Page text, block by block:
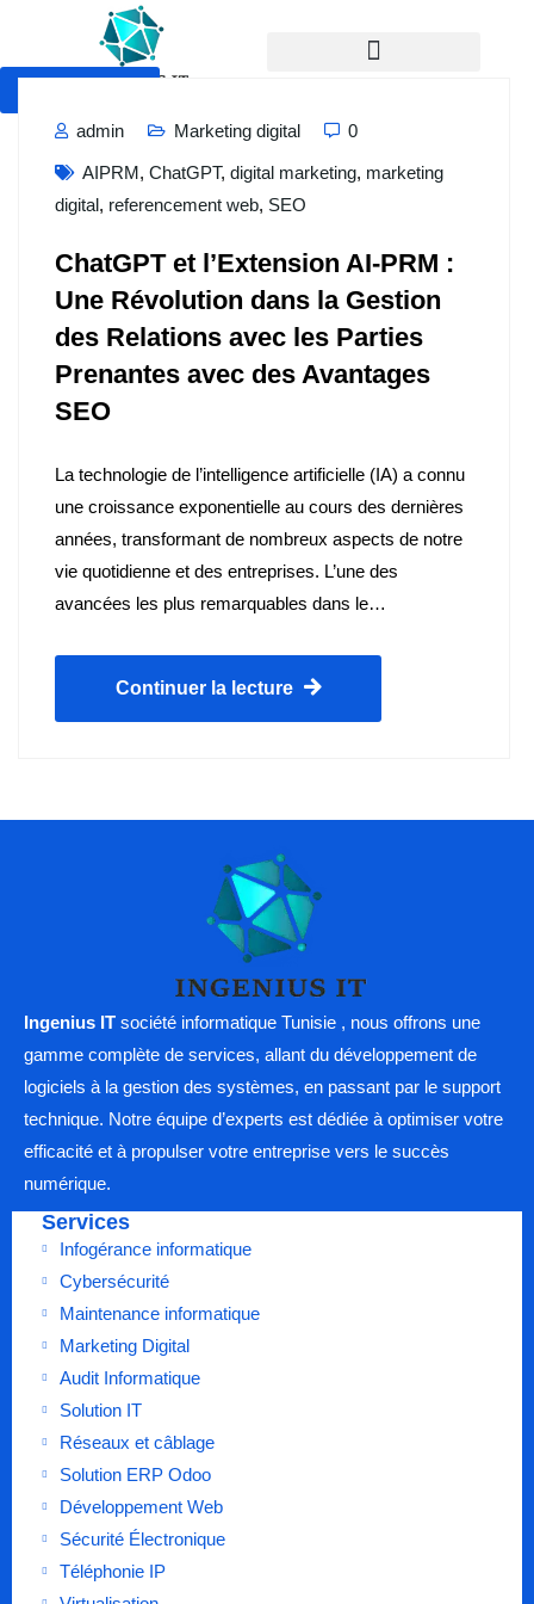
admin
Marketing digital 0
AIPRM, ChatGPT, digital marketing, marketing
digital, referencement web, SEO
ChatGPT et l’Extension AI-PRM :
Une Révolution dans la Gestion
des Relations avec les Parties
Prenantes avec des Avantages
SEO
La technologie de l’intelligence artificielle (IA) a connu
une croissance exponentielle au cours des dernières
années, transformant de nombreux aspects de notre
vie quotidienne et des entreprises. L’une des
avancées les plus remarquables dans le…
Continuer la lecture
Ingenius IT société informatique Tunisie , nous offrons une
gamme complète de services, allant du développement de
logiciels à la gestion des systèmes, en passant par le support
technique. Notre équipe d’experts est dédiée à optimiser votre
efficacité et à propulser votre entreprise vers le succès
numérique.
Services
Infogérance informatique
Cybersécurité
Maintenance informatique
Marketing Digital
Audit Informatique
Solution IT
Réseaux et câblage
Solution ERP Odoo
Développement Web
Sécurité Électronique
Téléphonie IP